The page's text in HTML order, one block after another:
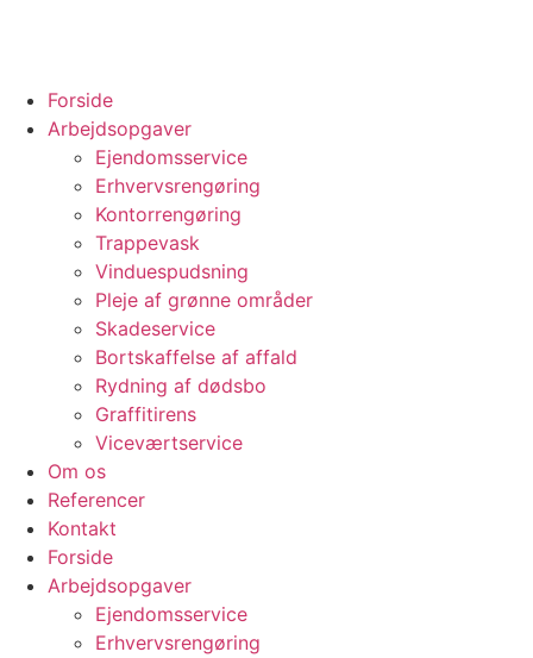
Forside
Arbejdsopgaver
Ejendomsservice
Erhvervsrengøring
Kontorrengøring
Trappevask
Vinduespudsning
Pleje af grønne områder
Skadeservice
Bortskaffelse af affald
Rydning af dødsbo
Graffitirens
Viceværtservice
Om os
Referencer
Kontakt
Forside
Arbejdsopgaver
Ejendomsservice
Erhvervsrengøring